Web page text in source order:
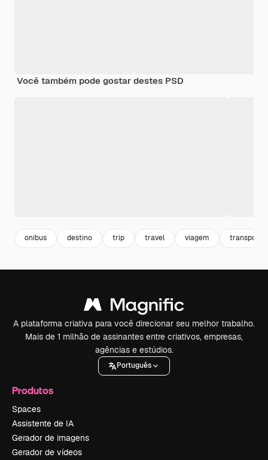
Você também pode gostar destes PSD
onibus destino trip travel viagem
A plataforma criativa para você direcionar seu melhor trabalho.
Mais de 1 milhão de assinantes entre criativos, empresas,
agências e estúdios.
Português
Produtos
Spaces
Assistente de IA
Gerador de imagens
Gerador de vídeos